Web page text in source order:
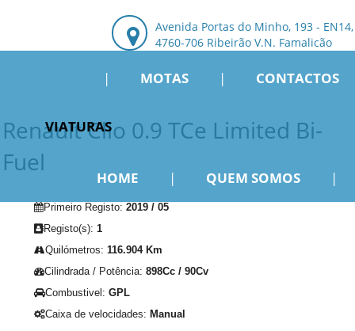
Avenida Portas do Minho, 193 - EN14,
4760-706 Ribeirão V.N. Famalicão
CONTACTOS
|
MOTAS
|
VIATURAS
|
QUEM SOMOS
|
HOME
Renault Clio 0.9 TCe Limited Bi-
Fuel
Primeiro Registo:2019 / 05
Registo(s):1
Quilómetros:116.904 Km
Cilindrada / Potência:898Cc / 90Cv
Combustivel:GPL
Caixa de velocidades: Manual